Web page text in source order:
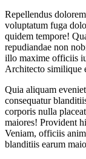
Repellendus
voluptatum fuga
quidem tempore!
repudiandae non
illo maxime officiis
Architecto similique
Quia aliquam
consequatur
corporis nulla
maiores! Provident
Veniam, officiis
blanditiis earum